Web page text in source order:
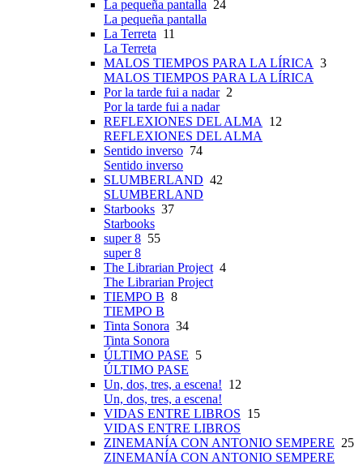
La pequeña pantalla 24
La pequeña pantalla
La Terreta 11
La Terreta
MALOS TIEMPOS PARA LA LÍRICA 3
MALOS TIEMPOS PARA LA LÍRICA
Por la tarde fui a nadar2
Por la tarde fui a nadar
REFLEXIONES DEL ALMA
12
REFLEXIONES DEL ALMA
Sentido inverso 74
Sentido inverso
SLUMBERLAND 42
SLUMBERLAND
Starbooks 37
Starbooks
super 8 55
super 8
The Librarian Project 4
The Librarian Project
TIEMPO B 8
TIEMPO B
Tinta Sonora 34
Tinta Sonora
ÚLTIMO PASE 5
ÚLTIMO PASE
Un, dos, tres, a escena! 12
Un, dos, tres, a escena!
VIDAS ENTRE LIBROS 15
VIDAS ENTRE LIBROS
ZINEMANÍA CON ANTONIO SEMPERE 25
ZINEMANÍA CON ANTONIO SEMPERE